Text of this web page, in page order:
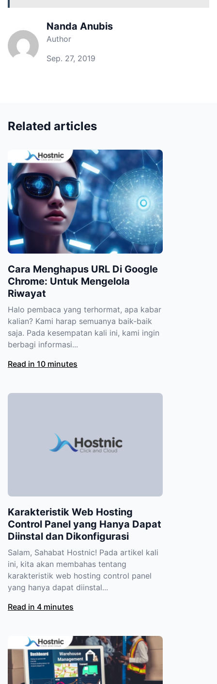
Nanda Anubis
Author
Sep. 27, 2019
Related articles
Cara Menghapus URL Di Google
Chrome: Untuk Mengelola
Riwayat
Halo pembaca yang terhormat, apa kabar
kalian? Kami harap semuanya baik-baik
saja. Pada kesempatan kali ini, kami ingin
berbagi informasi...
Read in 10 minutes
Karakteristik Web Hosting
Control Panel yang Hanya Dapat
Diinstal dan Dikonfigurasi
Salam, Sahabat Hostnic! Pada artikel kali
ini, kita akan membahas tentang
karakteristik web hosting control panel
yang hanya dapat diinstal...
Read in 4 minutes